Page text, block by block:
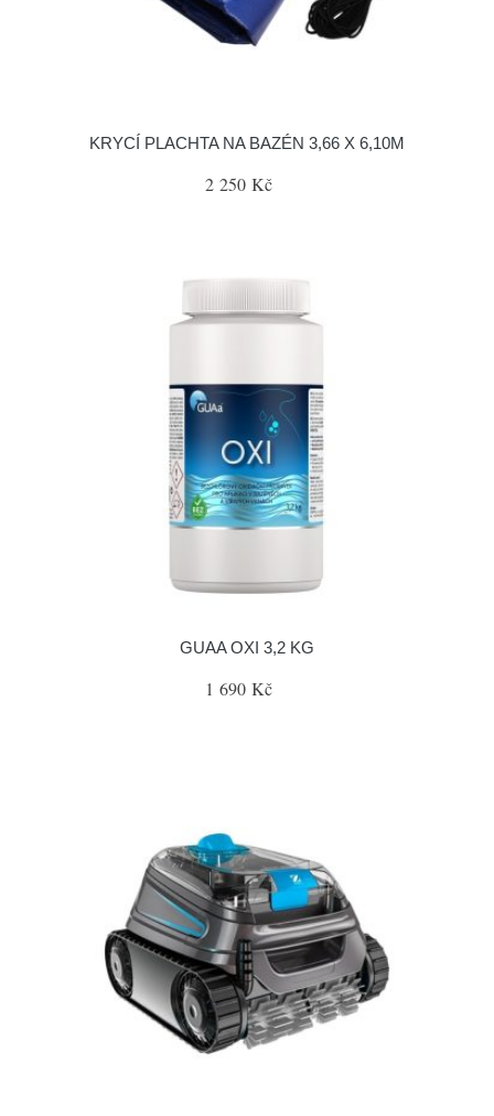
KRYCÍ PLACHTA NA BAZÉN 3,66 X 6,10M
2 250 Kč
GUAA OXI 3,2 KG
1 690 Kč